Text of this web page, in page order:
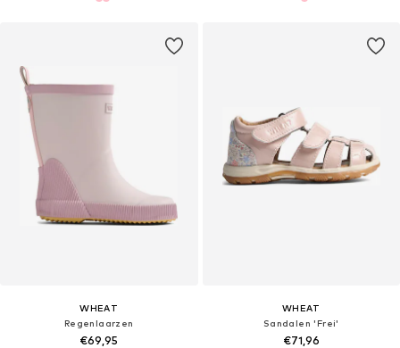
WHEAT
Regenlaarzen
€69,95
WHEAT
Sandalen 'Frei'
€71,96